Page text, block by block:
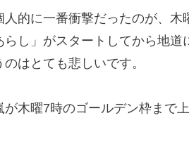
人的に一番衝撃だったのが、
らし」がスタートしてから地
のはとても悲しいです。
が木曜7時のゴールデン枠まで